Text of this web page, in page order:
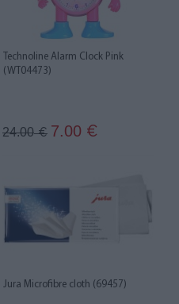
Technoline Alarm Clock Pink
(WT04473)
24.00€ 7.00 €
Jura Microfibre cloth (69457)